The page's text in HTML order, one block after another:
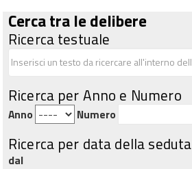
Cerca tra le delibere
Ricerca testuale
Ricerca per Anno e Numero
Anno Numero
Ricerca per data della seduta
dal